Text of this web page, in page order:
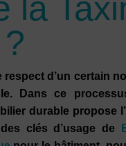
la
respect d’un certain
Dans ce
durable
clés d’usage de